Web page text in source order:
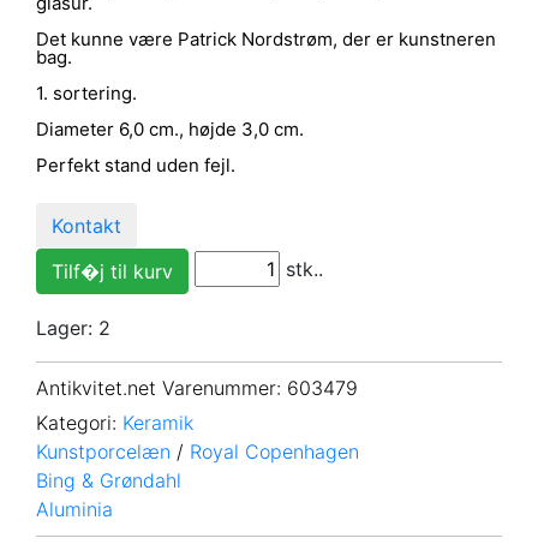
Det kunne være Patrick Nordstrøm, der er kunstneren
bag.
1. sortering.
Diameter 6,0 cm., højde 3,0 cm.
Perfekt stand uden fejl.
Kontakt
stk..
Lager: 2
Antikvitet.net Varenummer: 603479
Kategori: Keramik
Kunstporcelæn / Royal Copenhagen
Bing & Grøndahl
Aluminia